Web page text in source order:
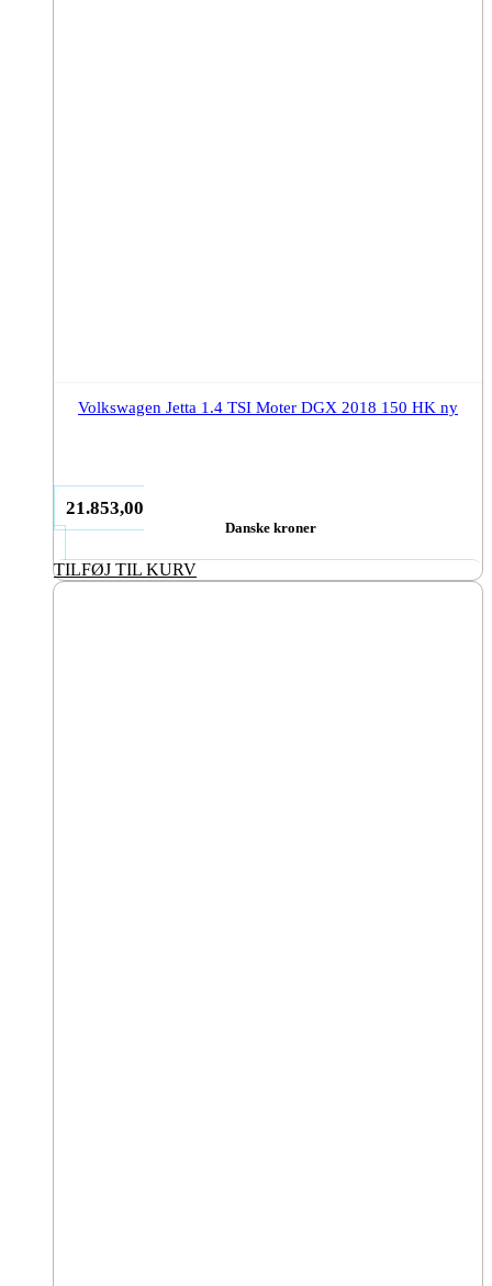
Volkswagen Jetta 1.4 TSI Moter DGX 2018 150 HK ny
21.853,00
Danske kroner
TILFØJ TIL KURV